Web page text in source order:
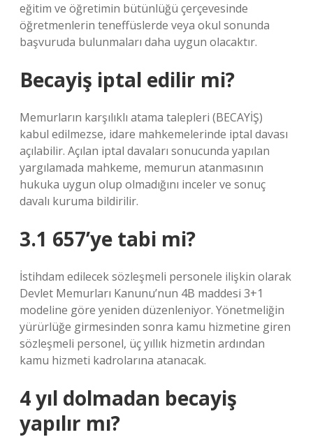
eğitim ve öğretimin bütünlüğü çerçevesinde
öğretmenlerin teneffüslerde veya okul sonunda
başvuruda bulunmaları daha uygun olacaktır.
Becayiş iptal edilir mi?
Memurların karşılıklı atama talepleri (BECAYİŞ)
kabul edilmezse, idare mahkemelerinde iptal davası
açılabilir. Açılan iptal davaları sonucunda yapılan
yargılamada mahkeme, memurun atanmasının
hukuka uygun olup olmadığını inceler ve sonuç
davalı kuruma bildirilir.
3.1 657’ye tabi mi?
İstihdam edilecek sözleşmeli personele ilişkin olarak
Devlet Memurları Kanunu’nun 4B maddesi 3+1
modeline göre yeniden düzenleniyor. Yönetmeliğin
yürürlüğe girmesinden sonra kamu hizmetine giren
sözleşmeli personel, üç yıllık hizmetin ardından
kamu hizmeti kadrolarına atanacak.
4 yıl dolmadan becayiş
yapılır mı?